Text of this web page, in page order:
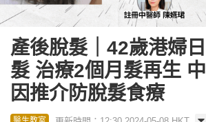
產後脫髮｜42歲港婦
髮 治療2個月髮再生
因推介防脫髮食療